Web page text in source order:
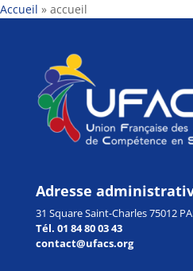
Accueil » accueil
Adresse
31 Square Saint-Charles 75012
Tél. 01 84 80 03 43
contact@ufacs.org